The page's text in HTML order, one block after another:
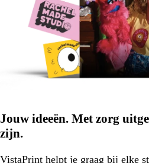
Jouw ideeën. Met zorg
zijn.
VistaPrint helpt je graag bij elke